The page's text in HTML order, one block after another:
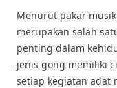
Menurut pakar
merupakan salah
penting dalam
jenis gong memiliki
setiap kegiatan adat